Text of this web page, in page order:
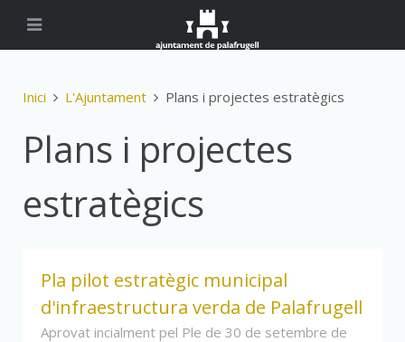
Inici L'Ajuntament Plans i projectes estratègics
Plans i projectes
estratègics
Pla pilot estratègic municipal
d'infraestructura verda de Palafrugell
Aprovat incialment pel Ple de 30 de setembre de